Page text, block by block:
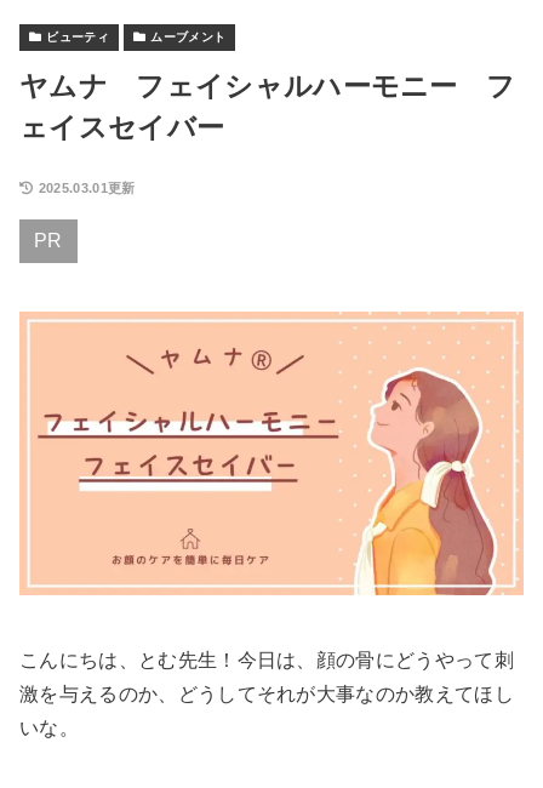
ビューティ ムーブメント
ヤムナ フェイシャルハーモニー フ
ェイスセイバー
2025.03.01更新
PR
こんにちは、とむ先生！今日は、顔の骨にどうやって刺
激を与えるのか、どうしてそれが大事なのか教えてほし
いな。